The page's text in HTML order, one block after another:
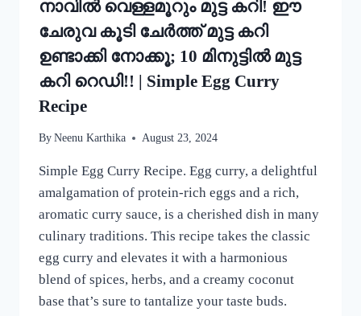
RECIPE
നാവിൽ വെള്ളമൂറും മുട്ട കറി! ഈ
ചേരുവ കൂടി ചേർത്ത് മുട്ട കറി
ഉണ്ടാക്കി നോക്കൂ; 10 മിനുട്ടിൽ മുട്ട
കറി റെഡി!! | Simple Egg Curry
Recipe
By Neenu Karthika August 23, 2024
Simple Egg Curry Recipe. Egg curry, a delightful
amalgamation of protein-rich eggs and a rich,
aromatic curry sauce, is a cherished dish in many
culinary traditions. This recipe takes the classic
egg curry and elevates it with a harmonious
blend of spices, herbs, and a creamy coconut
base that’s sure to tantalize your taste buds.